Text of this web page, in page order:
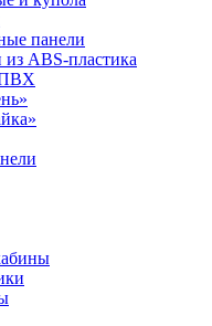
панели
ABS-пластика
ПВХ